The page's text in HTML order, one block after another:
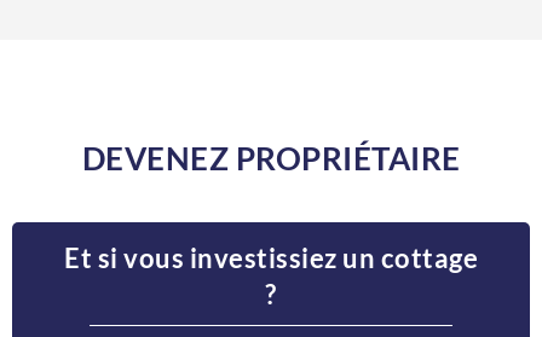
DEVENEZ PROPRIÉTAIRE
Et si vous investissiez un cottage
?